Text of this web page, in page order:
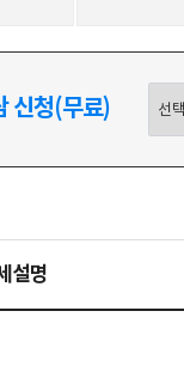
신청(무료)
설명